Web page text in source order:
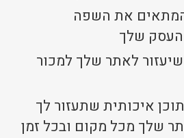
המתאים את השפה
העסק שלך
לאתר שלך למכור
איכותית שתעזור לך
שלך מכל מקום ובכל זמן